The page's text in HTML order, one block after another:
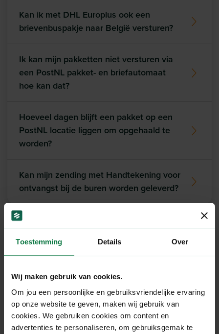
Toestemming Details Over
Wij maken gebruik van cookies.
Om jou een persoonlijke en gebruiksvriendelijke ervaring
op onze website te geven, maken wij gebruik van
cookies. We gebruiken cookies om content en
advertenties te personaliseren, om gebruiksgemak te
Kan ik met DHL Europlus ook een
brievenbuspakje naar België versturen?
Ik kan mijn pakketten niet versturen via
een PostNL pakket- en briefautomaat
hoe kan dat?
Hoeveel dagen blijft een pakket op een
PostNL locatie liggen om opgehaald te
worden?
Kan mijn zending met Handtekening voor
ontvangst bij de buren worden geleverd?
Chat